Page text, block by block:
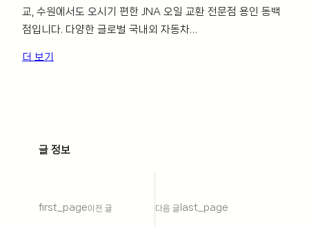
교, 수원에서도 오시기 편한 JNA 오일 교환 전문점 용인 동백
점입니다. 다양한 글로벌 국내외 자동차…
더 보기
글 정보
first_page이전 글 다음 글 last_page